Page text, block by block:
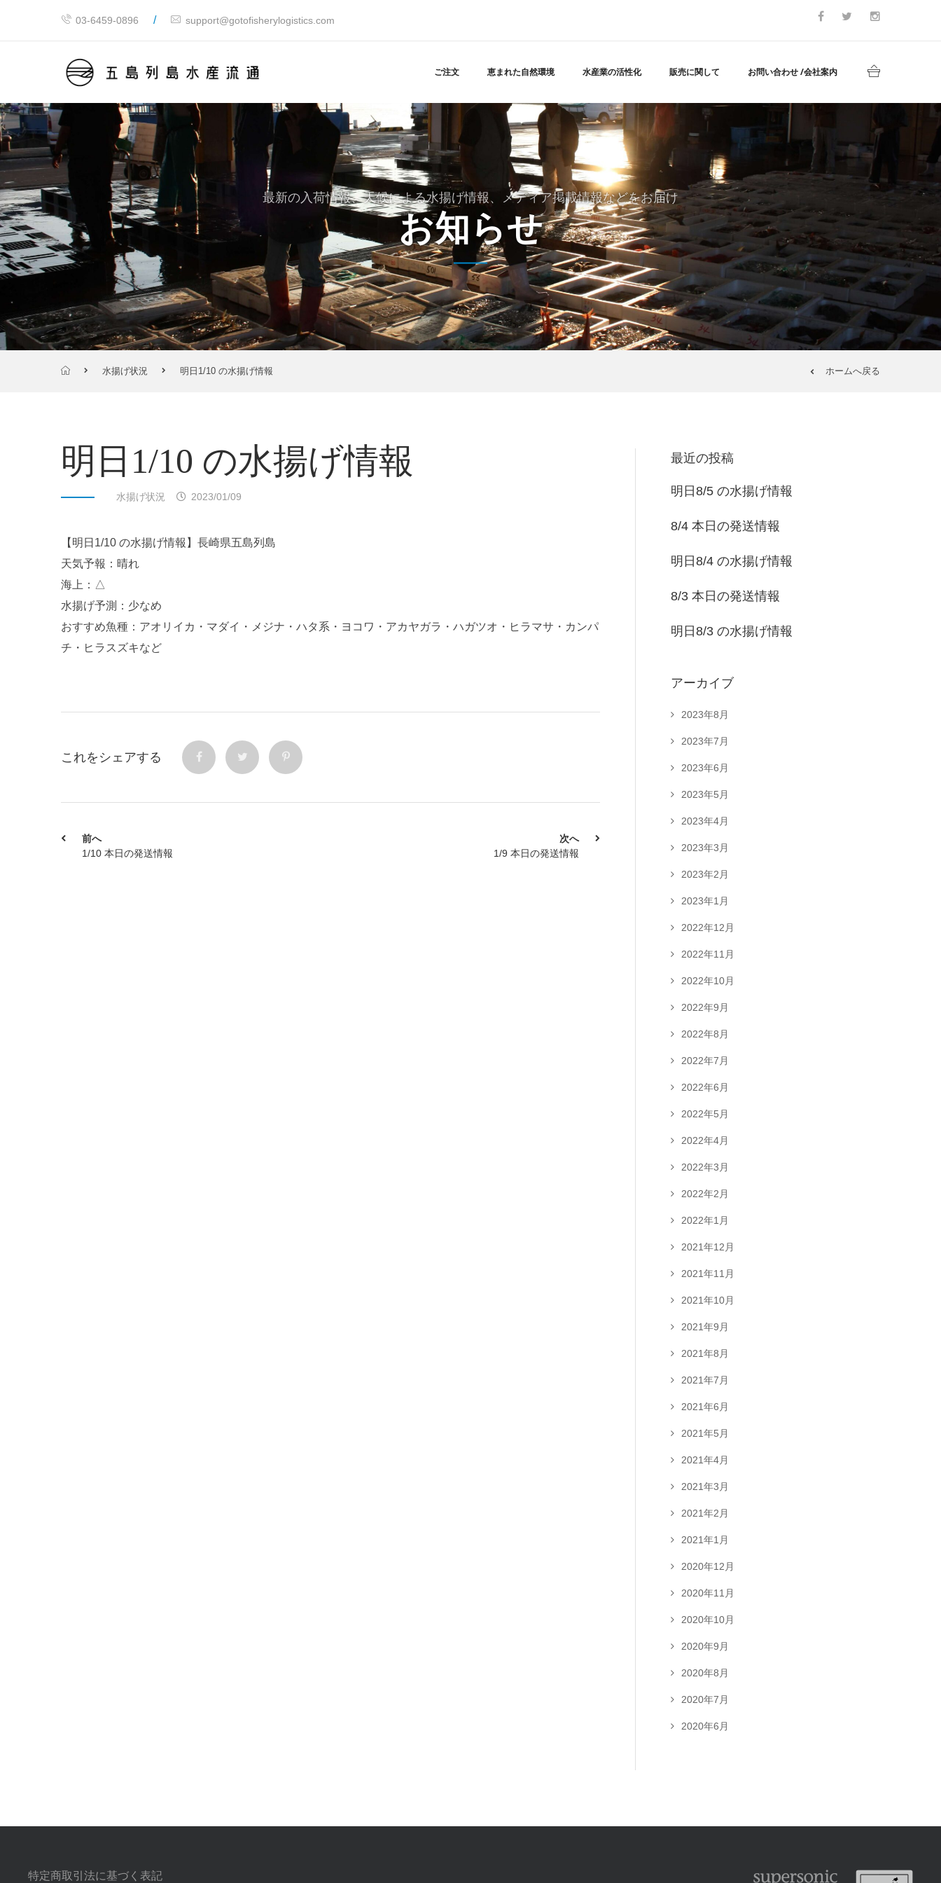
03-6459-0896 / support@gotofisherylogistics.com
ご注文 恵まれた自然環境 水産業の活性化 販売に関して お問い合わせ /会社案内
最新の入荷情報、天候による水揚げ情報、メディア掲載情報などをお届け
お知らせ
水揚げ状況 明日1/10 の水揚げ情報 ホームへ戻る
明日1/10 の水揚げ情報
水揚げ状況 2023/01/09
【明日1/10 の水揚げ情報】長崎県五島列島
天気予報：晴れ
海上：△
水揚げ予測：少なめ
おすすめ魚種：アオリイカ・マダイ・メジナ・ハタ系・ヨコワ・アカヤガラ・ハガツオ・ヒラマサ・カンパ
チ・ヒラスズキなど
これをシェアする
前へ
1/10 本日の発送情報
次へ
1/9 本日の発送情報
最近の投稿
明日8/5 の水揚げ情報
8/4 本日の発送情報
明日8/4 の水揚げ情報
8/3 本日の発送情報
明日8/3 の水揚げ情報
アーカイブ
2023年8月
2023年7月
2023年6月
2023年5月
2023年4月
2023年3月
2023年2月
2023年1月
2022年12月
2022年11月
2022年10月
2022年9月
2022年8月
2022年7月
2022年6月
2022年5月
2022年4月
2022年3月
2022年2月
2022年1月
2021年12月
2021年11月
2021年10月
2021年9月
2021年8月
2021年7月
2021年6月
2021年5月
2021年4月
2021年3月
2021年2月
2021年1月
2020年12月
2020年11月
2020年10月
2020年9月
2020年8月
2020年7月
2020年6月
特定商取引法に基づく表記